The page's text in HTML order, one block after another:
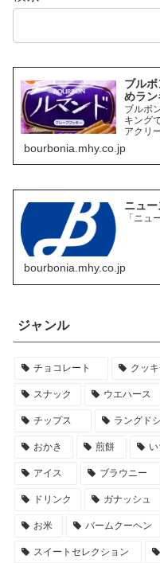
ブル
めラン
ブルボ
キング
アクリ
したお
の商品
すすめ
bourbonia.mhy.co.jp
ニュー
「ニュ
bourbonia.mhy.co.jp
ジャンル
チョコレート クッ
スナック ウエハース
チップス ラングド
おかき 煎餅
アイス ブラウニー
ドリンク ガナッシュ
お米 バームクーヘン
スイートセレクション